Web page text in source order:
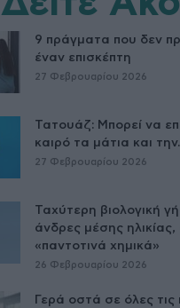
9 πράγματα που δεν
έναν επισκέπτη
27 Φεβρουαρίου 2026
Τατουάζ: Μπορεί να
καιρό τα μάτια και
27 Φεβρουαρίου 2026
Ταχύτερη βιολογική
άνδρες μέσης
«παντοτινά χημικά»
26 Φεβρουαρίου 2026
Γερά οστά σε όλες τις